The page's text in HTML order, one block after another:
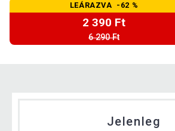
LEÁRAZVA -62 %
2 390 Ft
6 290 Ft
Jelenleg